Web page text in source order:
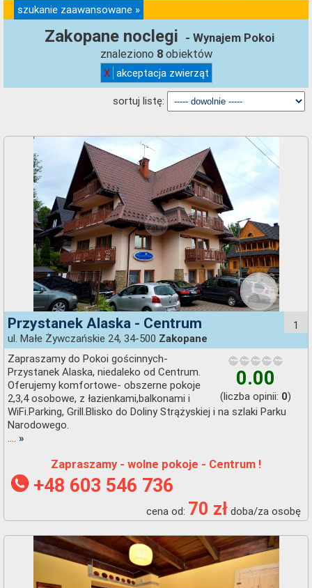
szukanie zaawansowane »
Zakopane noclegi - Wynajem Pokoi
znaleziono 8obiektów
X akceptacja zwierząt
sortuj listę:
1
Przystanek Alaska - Centrum
ul. Małe Żywczańskie 24, 34-500 Zakopane
0.00
(liczba opinii: 0)
Zapraszamy do Pokoi gościnnych-
Przystanek Alaska, niedaleko od Centrum.
Oferujemy komfortowe- obszerne pokoje
2,3,4 osobowe, z łazienkami,balkonami i
WiFi.Parking, Grill.Blisko do Doliny Strążyskiej i na szlaki Parku
Narodowego.
.... »
Zapraszamy - wolne pokoje - Centrum !
+48 603 546 736
cena od: 70 zł doba/za osobę